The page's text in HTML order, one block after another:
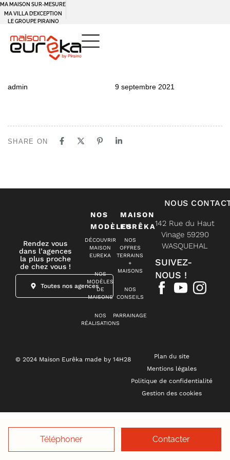
Téléphoner Contacter
MA MAISON SUR-MESURE
MA VILLA D’EXCEPTION
LE GROUPE PIRAINO
IN:
admin
on:
9 septembre 2021
SHARE ON
Rendez vous
dans l’agences
la plus proche
de chez vous !
Toutes nos agences
NOS
MODÈLES
DÉCOUVRIR
MAISON
EUREKA
NOS
MODÈLES
DE
MAISONS
NOS
RÉALISATIONS
MAISON
EURÊKA
NOS
OFFRES
TERRAINS
+
MAISONS
NOS
CONSEILS
PARRAINAGE
NOUS
142 Rue du Haut
Vinage 59290
WASQUEHAL
SUIVEZ-
NOUS !
© 2024 Maison Eurêka made by 14H28
Plan du site
Mentions légales
Politique de confidentialité
Gestion des cookies